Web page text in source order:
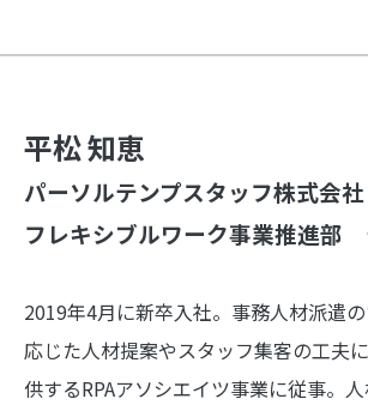
平松 知恵
パーソルテンプスタッフ株式会社
フレキシブルワーク事業推進
2019年4月に新卒入社。事務人材派遣
応じた人材提案やスタッフ集客の工夫
供するRPAアソシエイツ事業に従事。